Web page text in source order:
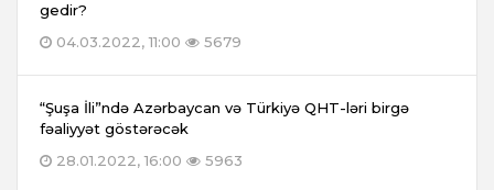
gedir?
04.03.2022, 11:00
5679
“Şuşa İli”ndə Azərbaycan və Türkiyə QHT-ləri birgə
fəaliyyət göstərəcək
28.01.2022, 16:00
5963